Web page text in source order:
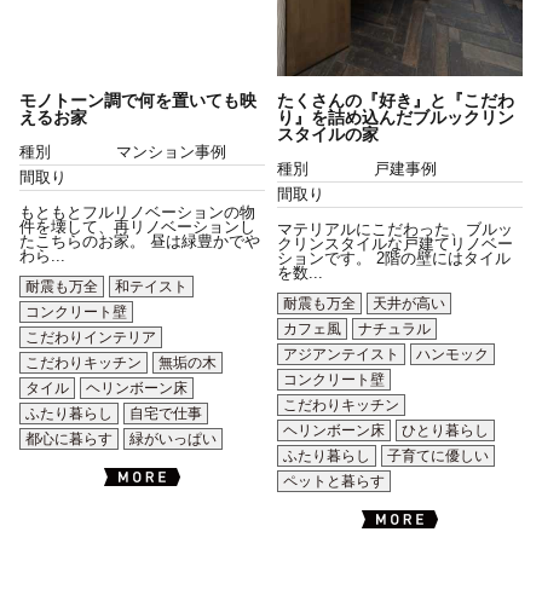
モノトーン調で何を置いても映
えるお家
種別
マンション事例
間取り
もともとフルリノベーションの物
件を壊して、再リノベーションし
たこちらのお家。 昼は緑豊かでや
わら...
耐震も万全
和テイスト
コンクリート壁
こだわりインテリア
こだわりキッチン
無垢の木
タイル
ヘリンボーン床
ふたり暮らし
自宅で仕事
都心に暮らす
緑がいっぱい
たくさんの『好き』と『こだわ
り』を詰め込んだブルックリン
スタイルの家
種別
戸建事例
間取り
マテリアルにこだわった、ブルッ
クリンスタイルな戸建てリノベー
ションです。 2階の壁にはタイル
を数...
耐震も万全
天井が高い
カフェ風
ナチュラル
アジアンテイスト
ハンモック
コンクリート壁
こだわりキッチン
ヘリンボーン床
ひとり暮らし
ふたり暮らし
子育てに優しい
ペットと暮らす